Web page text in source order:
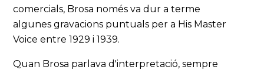
comercials, Brosa només va dur a terme
algunes gravacions puntuals per a His Master
Voice entre 1929 i 1939.
Quan Brosa parlava d'interpretació, sempre